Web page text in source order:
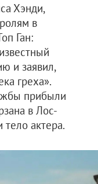
Хэнди,
в
Ган:
и заявил,
греха».
прибыли
в Лос-
актера.